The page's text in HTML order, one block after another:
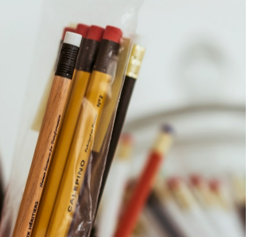
3 avenue de la Grande
81100 Burlats
+33 (0)2 85 52 01 01
Horaires
Du lundi au Vendredi
9h30 - 12h00
14h00 - 18h00